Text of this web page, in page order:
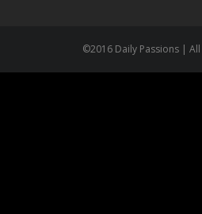
©2016 Daily Passions |